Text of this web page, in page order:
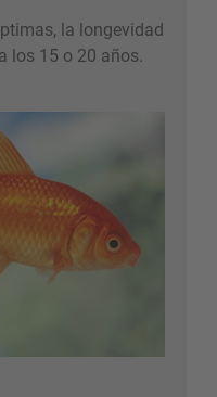
la longevidad
los 15 o 20 años.